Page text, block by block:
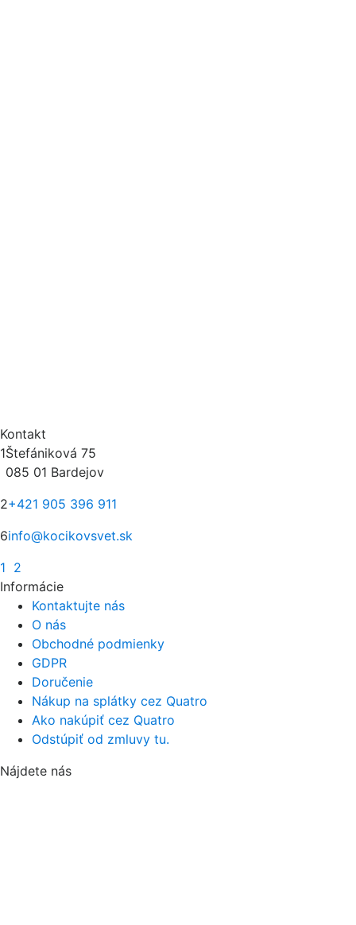
Kontakt
1Štefániková 75
085 01 Bardejov
2+421 905 396 911
6info@kocikovsvet.sk
1 2
Informácie
Kontaktujte nás
O nás
Obchodné podmienky
GDPR
Doručenie
Nákup na splátky cez Quatro
Ako nakúpiť cez Quatro
Odstúpiť od zmluvy tu.
Nájdete nás